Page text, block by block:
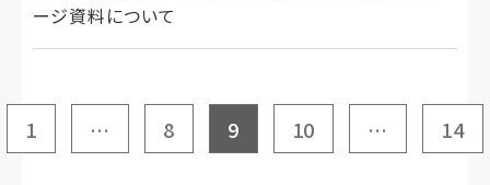
ージ資料について
1 … 8 9 10 … 14